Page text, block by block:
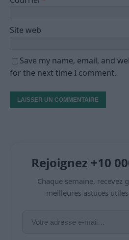
Site web
Save my name, email, and
for the next time I comment.
Rejoignez +10
Chaque semaine, recevez
meilleures astuces